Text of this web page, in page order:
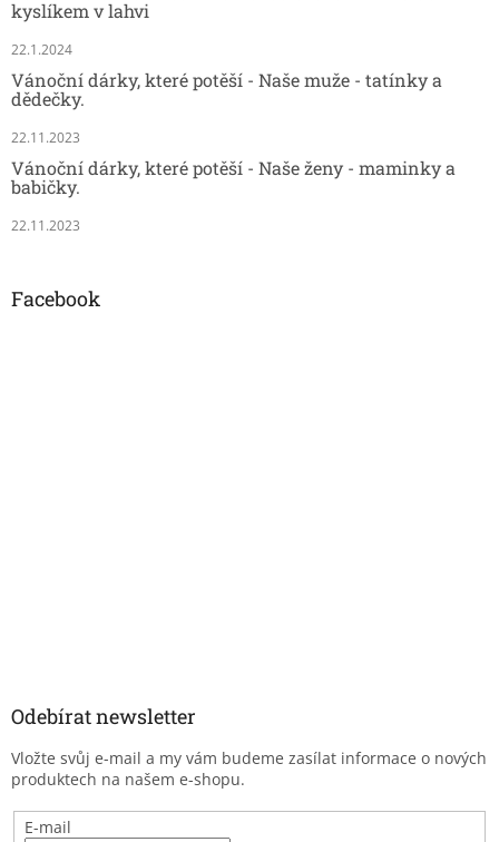
kyslíkem v lahvi
22.1.2024
Vánoční dárky, které potěší - Naše muže - tatínky a
dědečky.
22.11.2023
Vánoční dárky, které potěší - Naše ženy - maminky a
babičky.
22.11.2023
Facebook
Odebírat newsletter
Vložte svůj e-mail a my vám budeme zasílat informace o nových
produktech na našem e-shopu.
E-mail